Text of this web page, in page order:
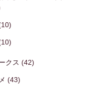
クス (42)
(43)